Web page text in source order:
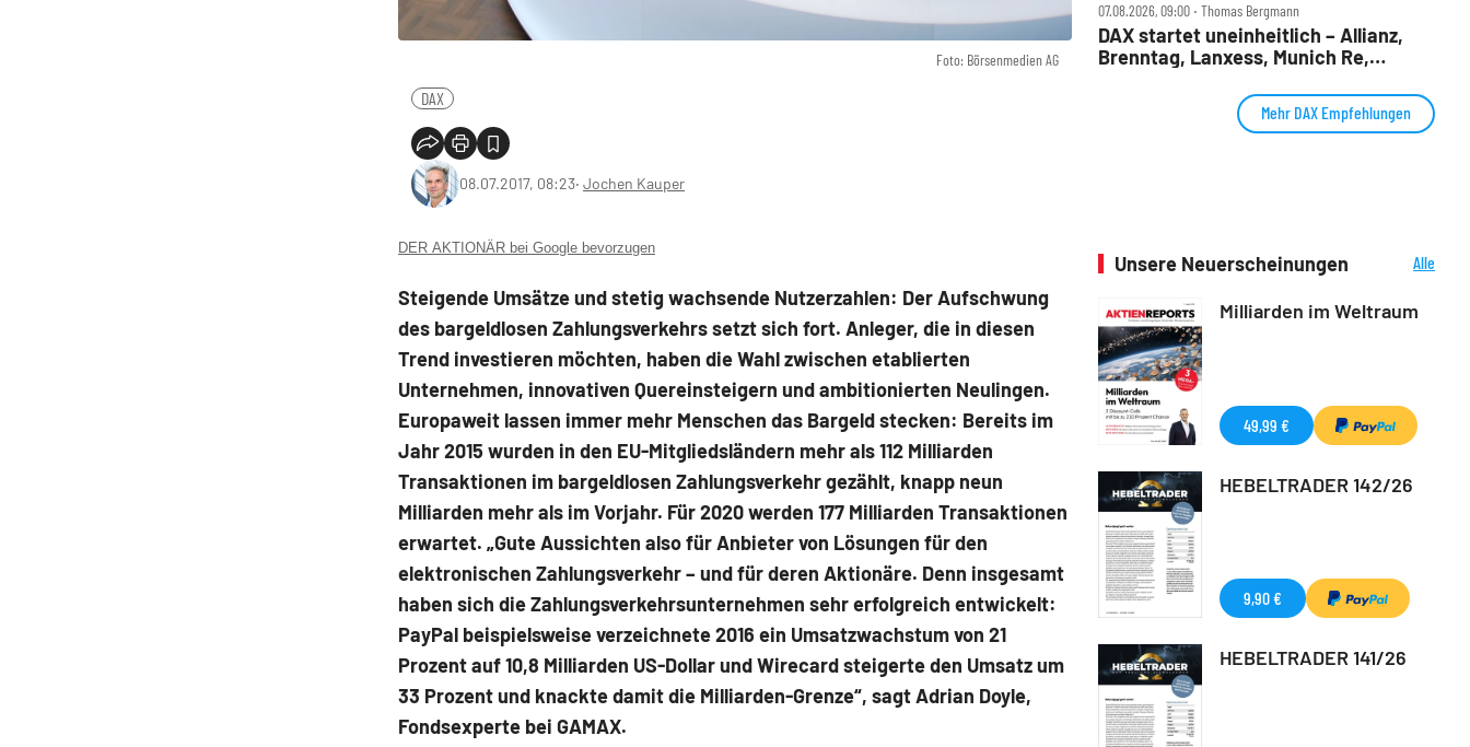
Foto: Börsenmedien AG
DAX
08.07.2017, 08:23‧ Jochen Kauper
DER AKTIONÄR bei Google bevorzugen
Steigende Umsätze und stetig wachsende Nutzerzahlen: Der Aufschwung
des bargeldlosen Zahlungsverkehrs setzt sich fort. Anleger, die in diesen
Trend investieren möchten, haben die Wahl zwischen etablierten
Unternehmen, innovativen Quereinsteigern und ambitionierten Neulingen.
Europaweit lassen immer mehr Menschen das Bargeld stecken: Bereits im
Jahr 2015 wurden in den EU-Mitgliedsländern mehr als 112 Milliarden
Transaktionen im bargeldlosen Zahlungsverkehr gezählt, knapp neun
Milliarden mehr als im Vorjahr. Für 2020 werden 177 Milliarden Transaktionen
erwartet. „Gute Aussichten also für Anbieter von Lösungen für den
elektronischen Zahlungsverkehr ­– und für deren Aktionäre. Denn insgesamt
haben sich die Zahlungsverkehrsunternehmen sehr erfolgreich entwickelt:
PayPal beispielsweise verzeichnete 2016 ein Umsatzwachstum von 21
Prozent auf 10,8 Milliarden US-Dollar und Wirecard steigerte den Umsatz um
33 Prozent und knackte damit die Milliarden-Grenze“, sagt Adrian Doyle,
Fondsexperte bei GAMAX.
07.08.2026, 09:00 ‧ Thomas Bergmann
DAX startet uneinheitlich – Allianz,
Brenntag, Lanxess, Munich Re,
Mehr DAX Empfehlungen
Unsere Neuerscheinungen
Alle
Milliarden im Weltraum
49,99 €
HEBELTRADER 142/26
9,90 €
HEBELTRADER 141/26